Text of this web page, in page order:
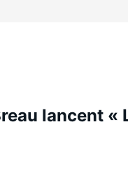
lancent «